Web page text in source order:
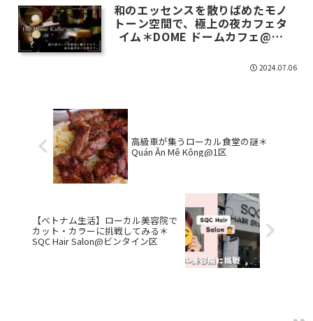
和のエッセンスを散りばめたモノ
トーン空間で、極上の夜カフェタ
イム＊DOME ドームカフェ@フ
2024.07.06
高級車が集うローカル食堂の謎＊
Quán Ăn Mê Kông@1区
【ベトナム生活】ローカル美容院で
カット・カラーに挑戦してみる＊
SQC Hair Salon@ビンタイン区